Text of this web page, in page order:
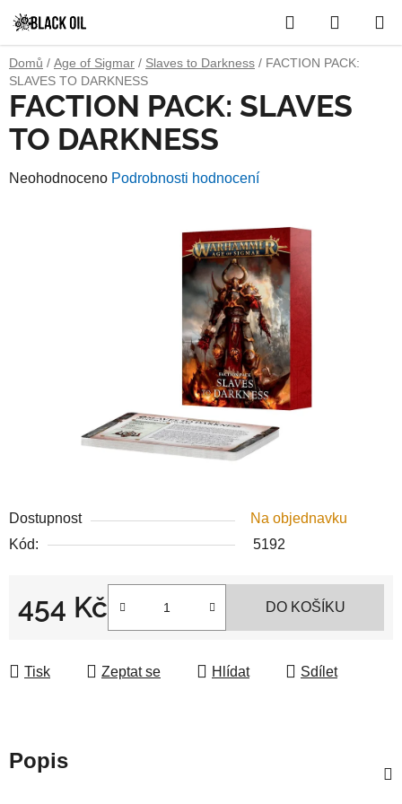
na
obsah
Hledat
KOŠÍK
Domů / Age of Sigmar / Slaves to Darkness / FACTION PACK:
SLAVES TO DARKNESS
Dostupnost
Na objednavku
Kód:
5192
454 Kč DO KOŠÍKU
Tisk Zeptat se Hlídat Sdílet
FACTION PACK: SLAVES
TO DARKNESS
Průměrné
Neohodnoceno Podrobnosti hodnocení
Popis